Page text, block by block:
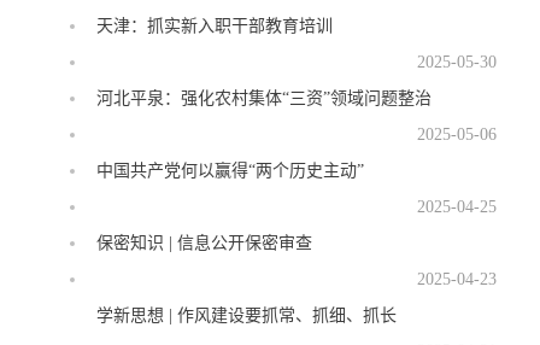
天津：抓实新入职干部教育培训
2025-05-30
河北平泉：强化农村集体“三资”领域问题整治
2025-05-06
中国共产党何以赢得“两个历史主动”
2025-04-25
保密知识 | 信息公开保密审查
2025-04-23
学新思想 | 作风建设要抓常、抓细、抓长